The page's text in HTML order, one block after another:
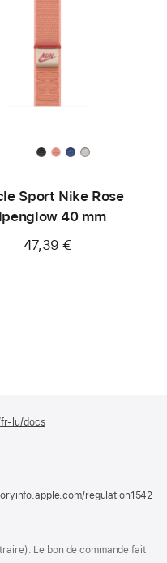
Sport Nike Rose
40 mm
47,39 €
lu/docs(s’ouvre
regulation1542
Le bon de commande fait